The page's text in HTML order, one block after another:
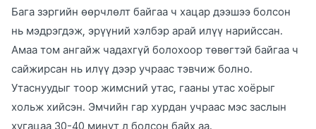
Бага зэргийн өөрчлөлт байгаа ч хацар дээшээ болсон
нь мэдрэгдэж, эрүүний хэлбэр арай илүү нарийссан.
Амаа том ангайж чадахгүй болохоор төвөгтэй байгаа ч
сайжирсан нь илүү дээр учраас тэвчиж болно.
Утаснуудыг тоор жимсний утас, гааны утас хоёрыг
хольж хийсэн. Эмчийн гар хурдан учраас мэс заслын
хугацаа 30-40 минут л болсон байх аа.